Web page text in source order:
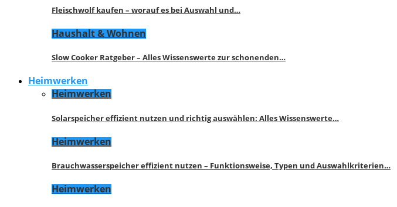
Fleischwolf kaufen – worauf es bei Auswahl und…
Haushalt & Wohnen
Slow Cooker Ratgeber – Alles Wissenswerte zur schonenden…
Heimwerken
Heimwerken
Solarspeicher effizient nutzen und richtig auswählen: Alles Wissenswerte…
Heimwerken
Brauchwasserspeicher effizient nutzen – Funktionsweise, Typen und Auswahlkriterien…
Heimwerken